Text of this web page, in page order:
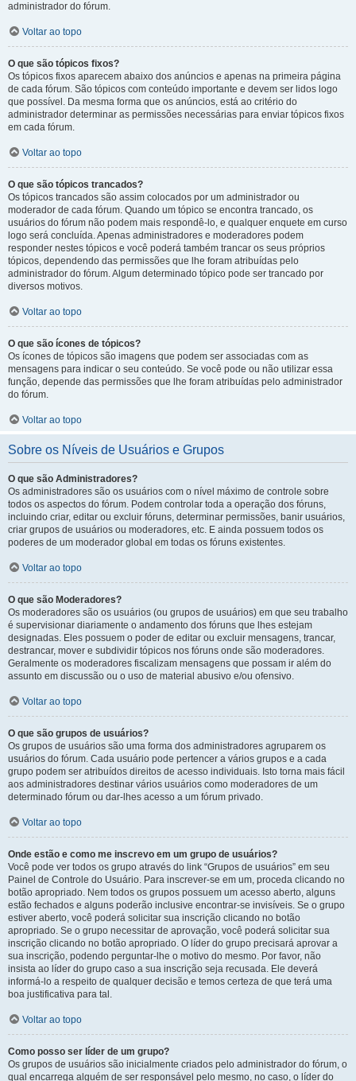
administrador do fórum.
Voltar ao topo
O que são tópicos fixos?
Os tópicos fixos aparecem abaixo dos anúncios e apenas na primeira página
de cada fórum. São tópicos com conteúdo importante e devem ser lidos logo
que possível. Da mesma forma que os anúncios, está ao critério do
administrador determinar as permissões necessárias para enviar tópicos fixos
em cada fórum.
Voltar ao topo
O que são tópicos trancados?
Os tópicos trancados são assim colocados por um administrador ou
moderador de cada fórum. Quando um tópico se encontra trancado, os
usuários do fórum não podem mais respondê-lo, e qualquer enquete em curso
logo será concluída. Apenas administradores e moderadores podem
responder nestes tópicos e você poderá também trancar os seus próprios
tópicos, dependendo das permissões que lhe foram atribuídas pelo
administrador do fórum. Algum determinado tópico pode ser trancado por
diversos motivos.
Voltar ao topo
O que são ícones de tópicos?
Os ícones de tópicos são imagens que podem ser associadas com as
mensagens para indicar o seu conteúdo. Se você pode ou não utilizar essa
função, depende das permissões que lhe foram atribuídas pelo administrador
do fórum.
Voltar ao topo
Sobre os Níveis de Usuários e Grupos
O que são Administradores?
Os administradores são os usuários com o nível máximo de controle sobre
todos os aspectos do fórum. Podem controlar toda a operação dos fóruns,
incluindo criar, editar ou excluir fóruns, determinar permissões, banir usuários,
criar grupos de usuários ou moderadores, etc. E ainda possuem todos os
poderes de um moderador global em todas os fóruns existentes.
Voltar ao topo
O que são Moderadores?
Os moderadores são os usuários (ou grupos de usuários) em que seu trabalho
é supervisionar diariamente o andamento dos fóruns que lhes estejam
designadas. Eles possuem o poder de editar ou excluir mensagens, trancar,
destrancar, mover e subdividir tópicos nos fóruns onde são moderadores.
Geralmente os moderadores fiscalizam mensagens que possam ir além do
assunto em discussão ou o uso de material abusivo e/ou ofensivo.
Voltar ao topo
O que são grupos de usuários?
Os grupos de usuários são uma forma dos administradores agruparem os
usuários do fórum. Cada usuário pode pertencer a vários grupos e a cada
grupo podem ser atribuídos direitos de acesso individuais. Isto torna mais fácil
aos administradores destinar vários usuários como moderadores de um
determinado fórum ou dar-lhes acesso a um fórum privado.
Voltar ao topo
Onde estão e como me inscrevo em um grupo de usuários?
Você pode ver todos os grupo através do link “Grupos de usuários” em seu
Painel de Controle do Usuário. Para inscrever-se em um, proceda clicando no
botão apropriado. Nem todos os grupos possuem um acesso aberto, alguns
estão fechados e alguns poderão inclusive encontrar-se invisíveis. Se o grupo
estiver aberto, você poderá solicitar sua inscrição clicando no botão
apropriado. Se o grupo necessitar de aprovação, você poderá solicitar sua
inscrição clicando no botão apropriado. O líder do grupo precisará aprovar a
sua inscrição, podendo perguntar-lhe o motivo do mesmo. Por favor, não
insista ao líder do grupo caso a sua inscrição seja recusada. Ele deverá
informá-lo a respeito de qualquer decisão e temos certeza de que terá uma
boa justificativa para tal.
Voltar ao topo
Como posso ser líder de um grupo?
Os grupos de usuários são inicialmente criados pelo administrador do fórum, o
qual encarrega alguém de ser responsável pelo mesmo, no caso, o líder do